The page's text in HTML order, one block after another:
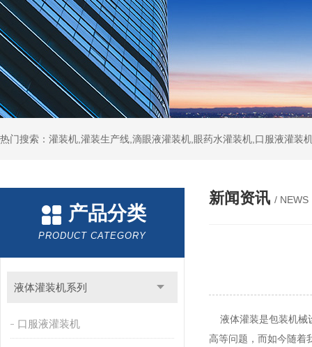
热门搜索：灌装机,灌装生产线,滴眼液灌装机,眼药水灌装机,口服液灌装
产品分类
PRODUCT CATEGORY
液体灌装机系列
口服液灌装机
新闻资讯 / NEWS
液体灌装是包装机械
高等问题，而如今随着